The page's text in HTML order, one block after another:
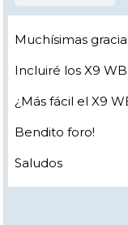
Muchísimas
Incluiré los X9
¿Más fácil el X9
Bendito foro!
Saludos